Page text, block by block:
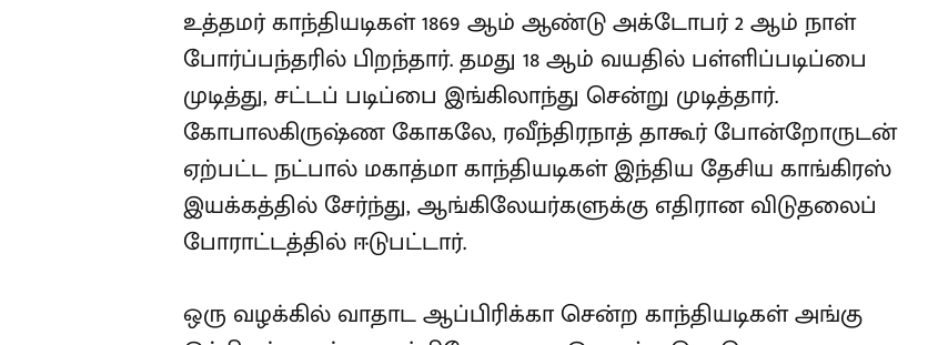
உத்தமர் காந்தியடிகள் 1869 ஆம் ஆண்டு அக்டோபர் 2 ஆம் நாள்
போர்ப்பந்தரில் பிறந்தார். தமது 18 ஆம் வயதில் பள்ளிப்படிப்பை
முடித்து, சட்டப் படிப்பை இங்கிலாந்து சென்று முடித்தார்.
கோபாலகிருஷ்ண கோகலே, ரவீந்திரநாத் தாகூர் போன்றோருடன்
ஏற்பட்ட நட்பால் மகாத்மா காந்தியடிகள் இந்திய தேசிய காங்கிரஸ்
இயக்கத்தில் சேர்ந்து, ஆங்கிலேயர்களுக்கு எதிரான விடுதலைப்
போராட்டத்தில் ஈடுபட்டார்.
ஒரு வழக்கில் வாதாட ஆப்பிரிக்கா சென்ற காந்தியடிகள் அங்கு